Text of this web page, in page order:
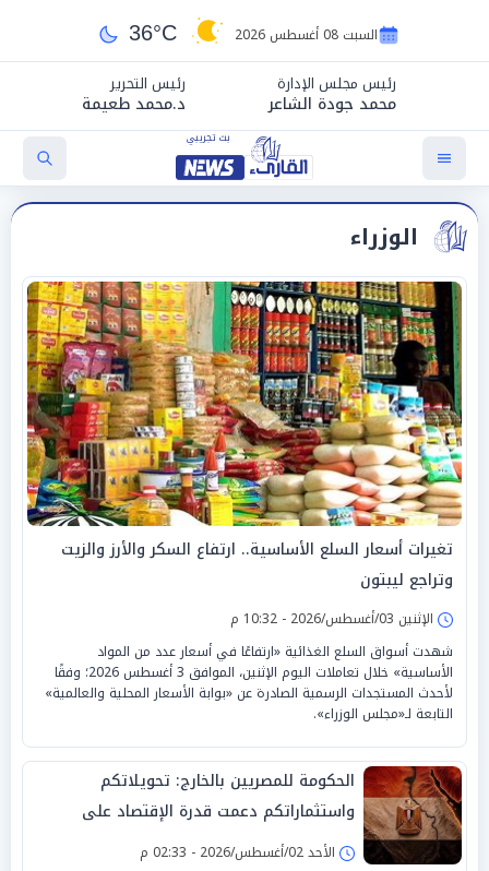
السبت 08 أغسطس 2026 36°C
رئيس مجلس الإدارة
محمد جودة الشاعر
رئيس التحرير
د.محمد طعيمة
الوزراء
تغيرات أسعار السلع الأساسية.. ارتفاع السكر والأرز والزيت
وتراجع ليبتون
الإثنين 03/أغسطس/2026 - 10:32 م
شهدت أسواق السلع الغذائية «ارتفاعًا في أسعار عدد من المواد
الأساسية» خلال تعاملات اليوم الإثنين، الموافق 3 أغسطس 2026؛ وفقًا
لأحدث المستجدات الرسمية الصادرة عن «بوابة الأسعار المحلية والعالمية»
التابعة لـ«مجلس الوزراء».
الحكومة للمصريين بالخارج: تحويلاتكم
واستثماراتكم دعمت قدرة الإقتصاد على
الصمود
الأحد 02/أغسطس/2026 - 02:33 م